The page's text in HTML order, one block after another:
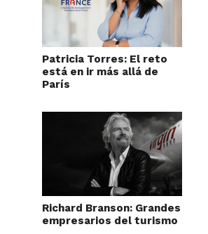
Patricia Torres: El reto
está en ir más allá de
París
Richard Branson: Grandes
empresarios del turismo